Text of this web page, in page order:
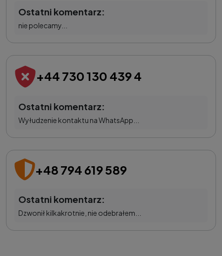
Ostatni komentarz:
nie polecamy...
+44 730 130 439 4
Ostatni komentarz:
Wyłudzenie kontaktu na WhatsApp...
+48 794 619 589
Ostatni komentarz:
Dzwonił kilkakrotnie, nie odebrałem...